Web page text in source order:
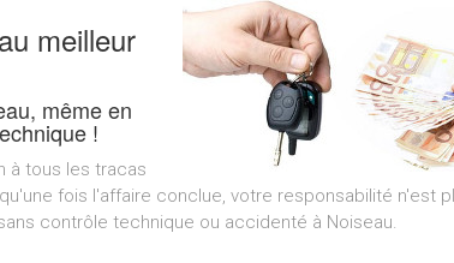
meilleur
même en
!
à tous les tracas
fois l'affaire conclue, votre responsabilité n'est
contrôle technique ou accidenté à Noiseau.